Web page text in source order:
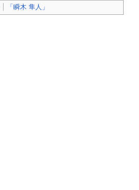
「瞬木 隼人」